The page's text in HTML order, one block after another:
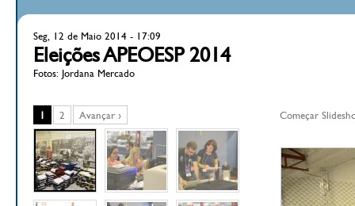
Seg, 12 de Maio 2014 - 17:09
Eleições APEOESP 2014
Fotos: Jordana Mercado
Começar
1 2 Avançar ›